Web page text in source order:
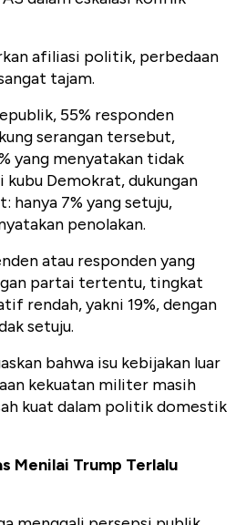
afiliasi politik, perbedaan
tajam.
55% responden
serangan tersebut,
yang menyatakan tidak
kubu Demokrat, dukungan
7% yang setuju,
penolakan.
atau responden yang
partai tertentu, tingkat
rendah, yakni 19%, dengan
setuju.
bahwa isu kebijakan luar
kekuatan militer masih
kuat dalam politik domestik
Menilai Trump Terlalu